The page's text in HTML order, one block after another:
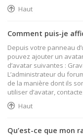
Haut
Comment puis-je
Depuis votre panneau
pouvez ajouter un
d’avatar suivantes :
L’administrateur du
de la manière dont ils
utiliser d’avatar,
Haut
Qu’est-ce que mon